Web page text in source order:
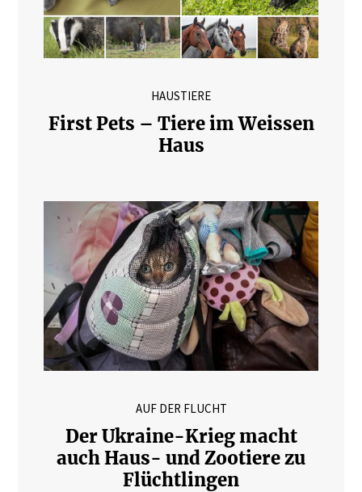
HAUSTIERE
First Pets – Tiere im Weissen
Haus
AUF DER FLUCHT
Der Ukraine-Krieg macht
auch Haus- und Zootiere zu
Flüchtlingen